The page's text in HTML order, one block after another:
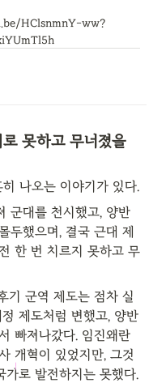
HClsnmnY-ww?
못하고 무너졌을
나오는 이야기가 있다.
군대를 천시했고, 양반
두했으며, 결국 근대 제
한 번 치르지 못하고 무
기 군역 제도는 점차 실
제도처럼 변했고, 양반
빠져나갔다. 임진왜란
개혁이 있었지만, 그것
가로 발전하지는 못했다.